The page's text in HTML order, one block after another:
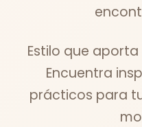
Estilo que
Encuentra
prácticos para